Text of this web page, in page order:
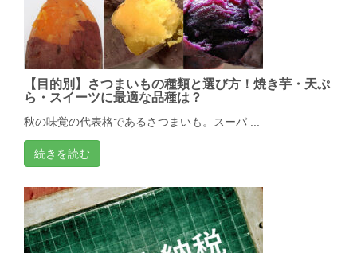
【目的別】さつまいもの種類と選び方！焼き芋・天ぷ
ら・スイーツに最適な品種は？
秋の味覚の代表格であるさつまいも。スーパ ...
続きを読む